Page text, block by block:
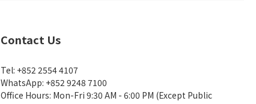
Contact Us
Tel: +852 2554 4107
WhatsApp: +852 9248 7100
Office Hours: Mon-Fri 9:30 AM - 6:00 PM (Except Public